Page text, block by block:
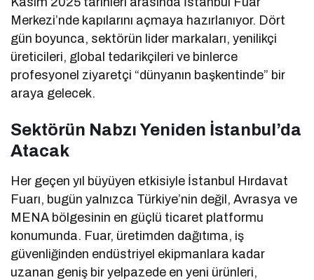
Merkezi’nde kapılarını açmaya hazırlanıyor. Dört
gün boyunca, sektörün lider markaları, yenilikçi
üreticileri, global tedarikçileri ve binlerce
profesyonel ziyaretçi “dünyanın başkentinde” bir
araya gelecek.
Sektörün Nabzı Yeniden İstanbul’da
Atacak
Her geçen yıl büyüyen etkisiyle İstanbul Hırdavat
Fuarı, bugün yalnızca Türkiye’nin değil, Avrasya ve
MENA bölgesinin en güçlü ticaret platformu
konumunda. Fuar, üretimden dağıtıma, iş
güvenliğinden endüstriyel ekipmanlara kadar
uzanan geniş bir yelpazede en yeni ürünleri,